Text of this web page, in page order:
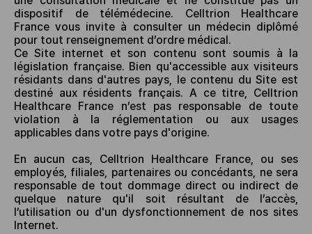
dispositif de télémédecine. Celltrion Healthcare
France vous invite à consulter un médecin diplômé
pour tout renseignement d’ordre médical.
Ce Site internet et son contenu sont soumis à la
législation française. Bien qu'accessible aux visiteurs
résidants dans d'autres pays, le contenu du Site est
destiné aux résidents français. A ce titre, Celltrion
Healthcare France n’est pas responsable de toute
violation à la réglementation ou aux usages
applicables dans votre pays d'origine.
En aucun cas, Celltrion Healthcare France, ou ses
employés, filiales, partenaires ou concédants, ne sera
responsable de tout dommage direct ou indirect de
quelque nature qu'il soit résultant de l’accès,
l’utilisation ou d'un dysfonctionnement de nos sites
Internet.